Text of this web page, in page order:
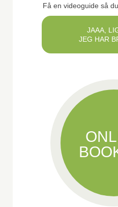
Få en videoguide så
JAAA,
JEG HAR